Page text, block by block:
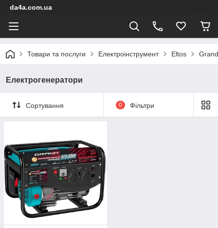
da4a.com.ua
Товари та послуги Електроінструмент Eltos
Електрогенератори
Сортування 0 Фільтри